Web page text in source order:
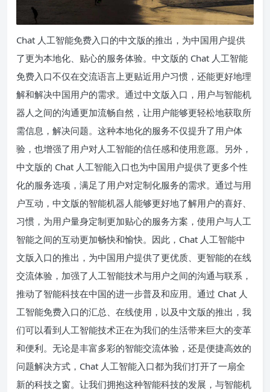
Chat 人工智能免费入口的中文版的推出，为中国用户提供
了更为本地化、贴心的服务体验。中文版的 Chat 人工智能
免费入口不仅在交流语言上更贴近用户习惯，还能更好地理
解和解决中国用户的需求。通过中文版入口，用户与智能机
器人之间的沟通更加流畅自然，让用户能够更轻松地获取所
需信息，解决问题。这种本地化的服务不仅提升了用户体
验，也增强了用户对人工智能的信任感和使用意愿。另外，
中文版的 Chat 人工智能入口也为中国用户提供了更多个性
化的服务选项，满足了用户对定制化服务的需求。通过与用
户互动，中文版的智能机器人能够更好地了解用户的喜好、
习惯，为用户量身定制更加贴心的服务方案，使用户与人工
智能之间的互动更加畅快和愉快。因此，Chat 人工智能中
文版入口的推出，为中国用户提供了更优质、更智能的在线
交流体验，加强了人工智能技术与用户之间的沟通与联系，
推动了智能科技在中国的进一步普及和应用。通过 Chat 人
工智能免费入口的汇总、在线使用，以及中文版的推出，我
们可以看到人工智能技术正在为我们的生活带来巨大的变革
和便利。无论是丰富多彩的智能交流体验，还是便捷高效的
问题解决方式，Chat 人工智能入口都为我们打开了一扇全
新的科技之窗。让我们拥抱这种智能科技的发展，与智能机